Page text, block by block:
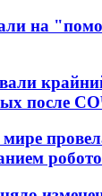
на
после